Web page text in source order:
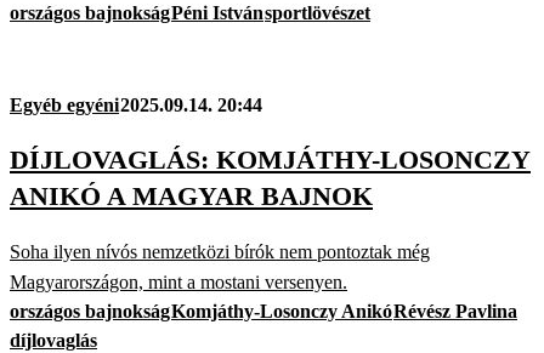
országos bajnokságPéni Istvánsportlövészet
Egyéb egyéni2025.09.14. 20:44
DÍJLOVAGLÁS: KOMJÁTHY-LOSONCZY
ANIKÓ A MAGYAR BAJNOK
Soha ilyen nívós nemzetközi bírók nem pontoztak még
Magyarországon, mint a mostani versenyen.
országos bajnokságKomjáthy-Losonczy AnikóRévész Pavlina
díjlovaglás